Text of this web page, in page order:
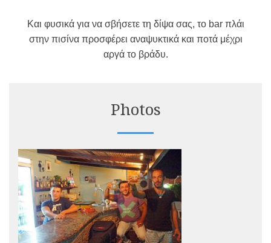
Και φυσικά για να σβήσετε τη δίψα σας, το bar πλάι
στην πισίνα προσφέρει αναψυκτικά και ποτά μέχρι
αργά το βράδυ.
Photos